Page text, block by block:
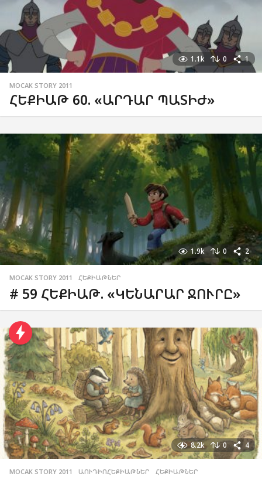
1.1k 0 1
MOCAK STORY 2011
ՀԵՔԻԱԹ 60. «ԱՐԴԱՐ ՊԱՏԻԺ»
1.9k 0 2
MOCAK STORY 2011 ,ՀԵՔԻԱԹՆԵՐ
# 59 ՀԵՔԻԱԹ. «ԿԵՆԱՐԱՐ ՋՈՒՐԸ»
8.2k 0 4
MOCAK STORY 2011 ,ԱՈՒԴԻՈՀԵՔԻԱԹՆԵՐ ,ՀԵՔԻԱԹՆԵՐ